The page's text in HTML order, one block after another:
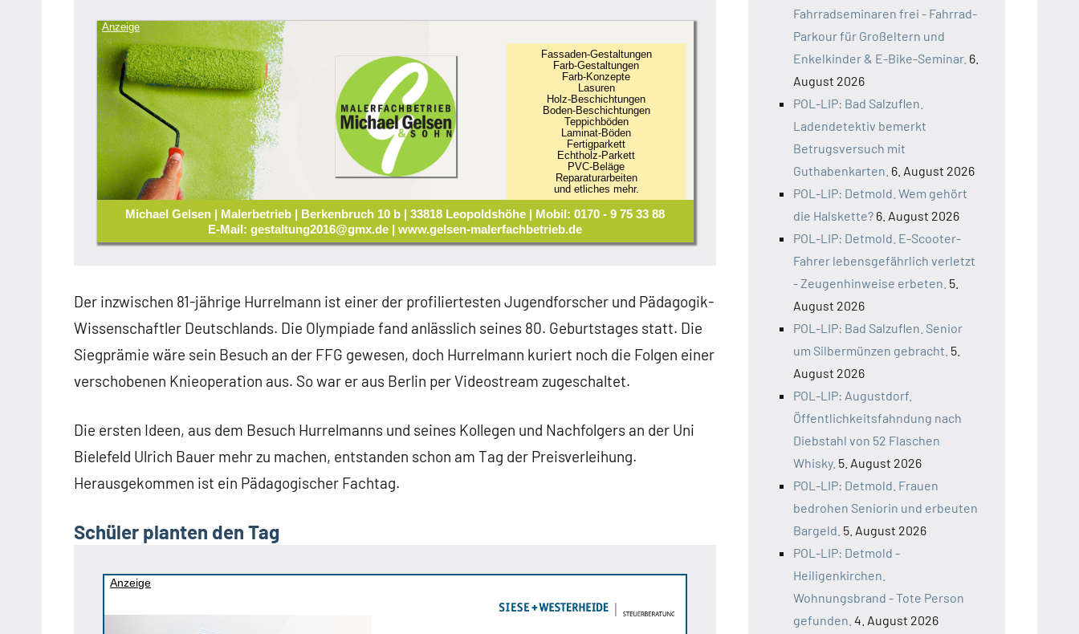
Anzeige
Fassaden-Gestaltungen
Farb-Gestaltungen
Farb-Konzepte
Lasuren
Holz-Beschichtungen
Boden-Beschichtungen
Teppichböden
Laminat-Böden
Fertigparkett
Echtholz-Parkett
PVC-Beläge
Reparaturarbeiten
und etliches mehr.
Michael Gelsen | Malerbetrieb | Berkenbruch 10 b | 33818 Leopoldshöhe | Mobil: 0170 - 9 75 33 88
E-Mail: gestaltung2016@gmx.de | www.gelsen-malerfachbetrieb.de
Der inzwischen 81-jährige Hurrelmann ist einer der profiliertesten Jugendforscher und Pädagogik-
Wissenschaftler Deutschlands. Die Olympiade fand anlässlich seines 80. Geburtstages statt. Die
Siegprämie wäre sein Besuch an der FFG gewesen, doch Hurrelmann kuriert noch die Folgen einer
verschobenen Knieoperation aus. So war er aus Berlin per Videostream zugeschaltet.
Die ersten Ideen, aus dem Besuch Hurrelmanns und seines Kollegen und Nachfolgers an der Uni
Bielefeld Ulrich Bauer mehr zu machen, entstanden schon am Tag der Preisverleihung.
Herausgekommen ist ein Pädagogischer Fachtag.
Schüler planten den Tag
Anzeige
Fahrradseminaren frei - Fahrrad-
Parkour für Großeltern und
Enkelkinder & E-Bike-Seminar. 6.
August 2026
POL-LIP: Bad Salzuflen.
Ladendetektiv bemerkt
Betrugsversuch mit
Guthabenkarten. 6. August 2026
POL-LIP: Detmold. Wem gehört
die Halskette? 6. August 2026
POL-LIP: Detmold. E-Scooter-
Fahrer lebensgefährlich verletzt
- Zeugenhinweise erbeten. 5.
August 2026
POL-LIP: Bad Salzuflen. Senior
um Silbermünzen gebracht. 5.
August 2026
POL-LIP: Augustdorf.
Öffentlichkeitsfahndung nach
Diebstahl von 52 Flaschen
Whisky. 5. August 2026
POL-LIP: Detmold. Frauen
bedrohen Seniorin und erbeuten
Bargeld. 5. August 2026
POL-LIP: Detmold -
Heiligenkirchen.
Wohnungsbrand - Tote Person
gefunden. 4. August 2026